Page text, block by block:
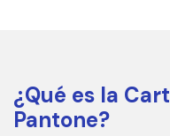
¿Qué es la
Pantone?